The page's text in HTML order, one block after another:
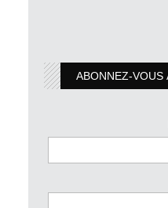
ABONNEZ-VOUS